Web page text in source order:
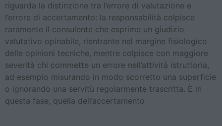
riguarda la distinzione tra l’errore di valutazione e
l’errore di accertamento: la responsabilità colpisce
raramente il consulente che esprime un giudizio
valutativo opinabile, rientrante nel margine fisiologico
delle opinioni tecniche, mentre colpisce con maggiore
severità chi commette un errore nell’attività istruttoria,
ad esempio misurando in modo scorretto una superficie
o ignorando una servitù regolarmente trascritta. È in
questa fase, quella dell’accertamento